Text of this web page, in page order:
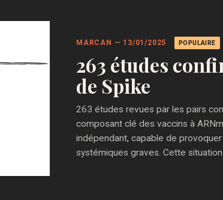
MARCAN — 13/01/2025 POPULAIRE
263 études
de Spike
263 études revues par les pairs
composant clé des vaccins à
indépendant, capable de
systémiques graves. Cette